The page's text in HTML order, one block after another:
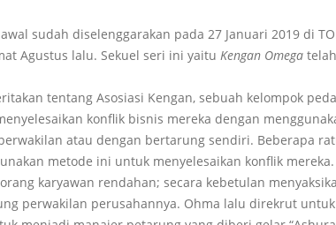
sudah diselenggarakan pada 27 Januari 2019 di
Agustus lalu. Sekuel seri ini yaitu Kengan Omega
tentang Asosiasi Kengan, sebuah kelompok
konflik bisnis mereka dengan
atau dengan bertarung sendiri. Beberapa
metode ini untuk menyelesaikan konflik mereka.
karyawan rendahan; secara kebetulan
perwakilan perusahannya. Ohma lalu direkrut